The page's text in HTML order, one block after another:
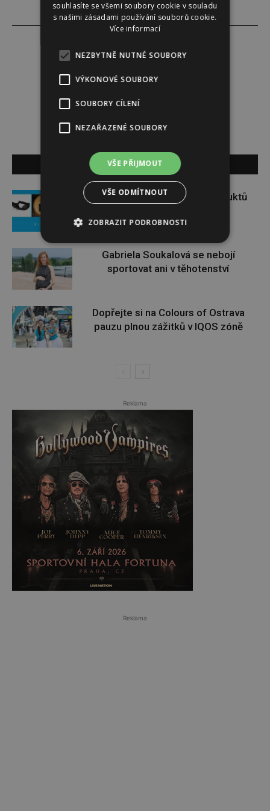
Lucie Šáleová
SOUVISEJÍCÍ ČLÁNKY
Soutěž o set praktických produktů
Gabriela Soukalová se nebojí
sportovat ani v těhotenství
Dopřejte si na Colours of Ostrava
pauzu plnou zážitků v IQOS zóně
Reklama
Reklama
souhlasíte se všemi soubory cookie v souladu
s našimi zásadami používání souborů cookie.
Více informací
NEZBYTNĚ NUTNÉ SOUBORY
VÝKONOVÉ SOUBORY
SOUBORY CÍLENÍ
NEZAŘAZENÉ SOUBORY
VŠE PŘIJMOUT
VŠE ODMÍTNOUT
ZOBRAZIT PODROBNOSTI